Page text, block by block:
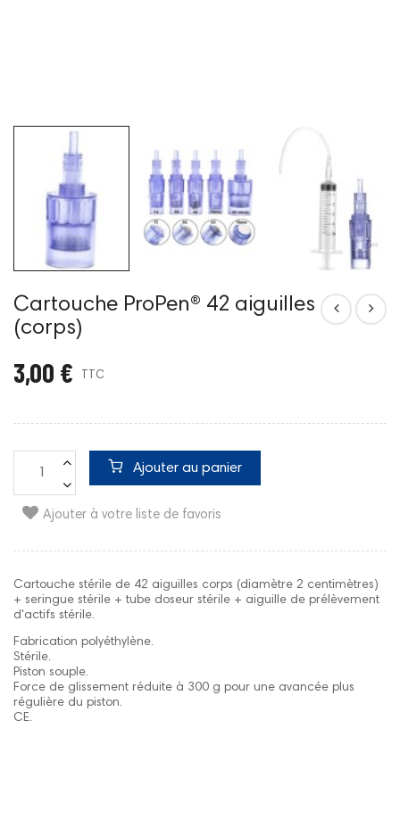
Cartouche ProPen® 42 aiguilles
(corps)
3,00 € TTC
Ajouter au panier
Ajouter à votre liste de favoris
Cartouche stérile de 42 aiguilles corps (diamètre 2 centimètres )
+ seringue stérile + tube doseur stérile + aiguille de prélèvement
d'actifs stérile.
Fabrication polyéthylène.
Stérile.
Piston souple.
Force de glissement réduite à 300 g pour une avancée plus
régulière du piston.
CE.